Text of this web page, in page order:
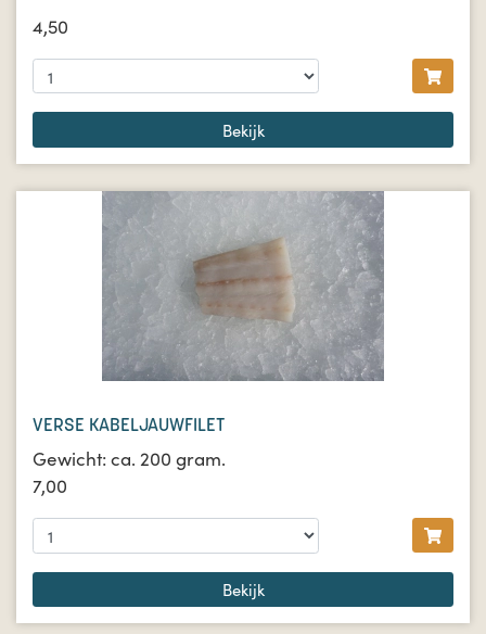
4,50
Bekijk
VERSE KABELJAUWFILET
Gewicht: ca. 200 gram.
7,00
Bekijk